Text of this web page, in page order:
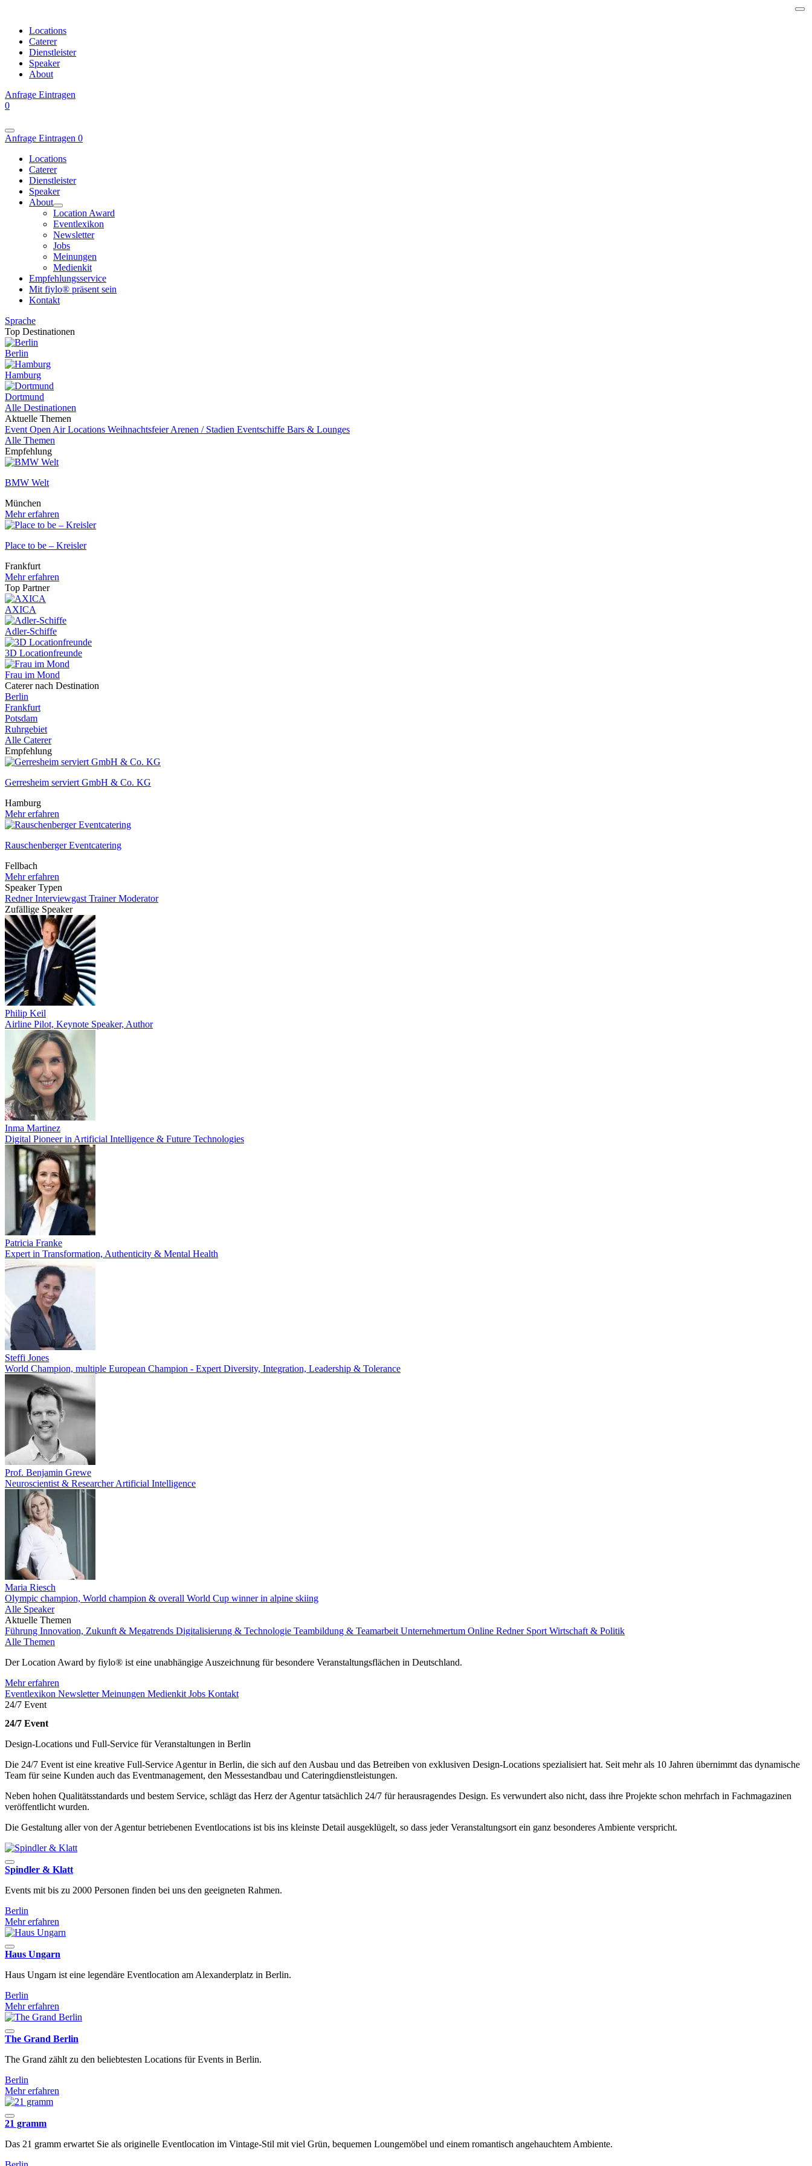
Locations
Caterer
Dienstleister
Speaker
About
Anfrage Eintragen
0
Anfrage Eintragen 0
Locations
Caterer
Dienstleister
Speaker
About
Location Award
Eventlexikon
Newsletter
Jobs
Meinungen
Medienkit
Empfehlungsservice
Mit fiylo® präsent sein
Kontakt
Sprache
Top Destinationen
Berlin
Hamburg
Dortmund
Alle Destinationen
Aktuelle Themen
Event Open Air Locations WeihnachtsfeierArenen / Stadien Eventschiffe Bars & Lounges
Alle Themen
Empfehlung
BMW Welt
München
Mehr erfahren
Place to be – Kreisler
Frankfurt
Mehr erfahren
Top Partner
AXICA
Adler-Schiffe
3D Locationfreunde
Frau im Mond
Caterer nach Destination
Berlin
Frankfurt
Potsdam
Ruhrgebiet
Alle Caterer
Empfehlung
Gerresheim serviert GmbH & Co. KG
Hamburg
Mehr erfahren
Rauschenberger Eventcatering
Fellbach
Mehr erfahren
Speaker Typen
RednerInterviewgast TrainerModerator
Zufällige Speaker
Philip Keil
Airline Pilot, Keynote Speaker, Author
Inma Martinez
Digital Pioneer in Artificial Intelligence & Future Technologies
Patricia Franke
Expert in Transformation, Authenticity & Mental Health
Steffi Jones
World Champion, multiple European Champion - Expert Diversity, Integration, Leadership & Tolerance
Prof. Benjamin Grewe
Neuroscientist & Researcher Artificial Intelligence
Maria Riesch
Olympic champion, World champion & overall World Cup winner in alpine skiing
Alle Speaker
Aktuelle Themen
Führung Innovation, Zukunft & Megatrends Digitalisierung & Technologie Teambildung & Teamarbeit Unternehmertum Online Redner Sport Wirtschaft & Politik
Alle Themen
Der Location Award by fiylo® ist eine unabhängige Auszeichnung für besondere Veranstaltungsflächen in Deutschland.
Mehr erfahren
Eventlexikon NewsletterMeinungen Medienkit Jobs Kontakt
24/7 Event
24/7 Event
24/7 Event
Design-Locations und Full-Service für Veranstaltungen in Berlin
Die 24/7 Event ist eine kreative Full-Service Agentur in Berlin, die sich auf den Ausbau und das Betreiben von exklusiven Design-Locations spezialisiert hat. Seit mehr als 10 Jahren übernimmt das dynamische
Team für seine Kunden auch das Eventmanagement, den Messestandbau und Cateringdienstleistungen.
Neben hohen Qualitätsstandards und bestem Service, schlägt das Herz der Agentur tatsächlich 24/7 für herausragendes Design. Es verwundert also nicht, dass ihre Projekte schon mehrfach in Fachmagazinen
veröffentlicht wurden.
Die Gestaltung aller von der Agentur betriebenen Eventlocations ist bis ins kleinste Detail ausgeklügelt, so dass jeder Veranstaltungsort ein ganz besonderes Ambiente verspricht.
Spindler & Klatt
Events mit bis zu 2000 Personen finden bei uns den geeigneten Rahmen.
Berlin
Mehr erfahren
Haus Ungarn
Haus Ungarn ist eine legendäre Eventlocation am Alexanderplatz in Berlin.
Berlin
Mehr erfahren
The Grand Berlin
The Grand zählt zu den beliebtesten Locations für Events in Berlin.
Berlin
Mehr erfahren
21 gramm
Das 21 gramm erwartet Sie als originelle Eventlocation im Vintage-Stil mit viel Grün, bequemen Loungemöbel und einem romantisch angehauchtem Ambiente.